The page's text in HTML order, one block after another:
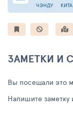
ЧЭНДУ
ЗАМЕТКИ И
Вы посещали это
Напишите